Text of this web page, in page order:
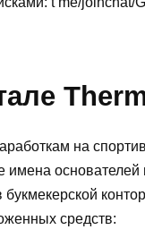
на
имена
букмекерской
средств: